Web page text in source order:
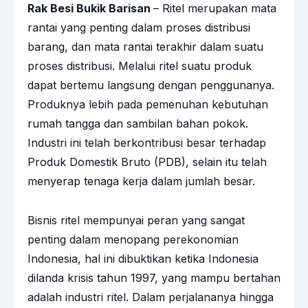
Rak Besi Bukik Barisan – Ritel merupakan mata
rantai yang penting dalam proses distribusi
barang, dan mata rantai terakhir dalam suatu
proses distribusi. Melalui ritel suatu produk
dapat bertemu langsung dengan penggunanya.
Produknya lebih pada pemenuhan kebutuhan
rumah tangga dan sambilan bahan pokok.
Industri ini telah berkontribusi besar terhadap
Produk Domestik Bruto (PDB), selain itu telah
menyerap tenaga kerja dalam jumlah besar.
Bisnis ritel mempunyai peran yang sangat
penting dalam menopang perekonomian
Indonesia, hal ini dibuktikan ketika Indonesia
dilanda krisis tahun 1997, yang mampu bertahan
adalah industri ritel. Dalam perjalananya hingga